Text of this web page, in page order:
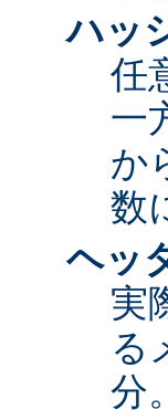
ハッ
任
一
か
数
ヘッ
実
る
分。